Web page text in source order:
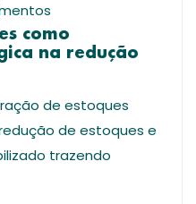
como
na redução
de estoques
de estoques e
trazendo